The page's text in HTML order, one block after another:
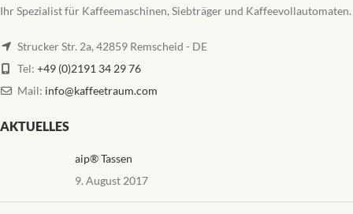
Ihr Spezialist für Kaffeemaschinen, Siebträger und Kaffeevollautomaten.
Strucker Str. 2a, 42859 Remscheid - DE
Tel: +49 (0)2191 34 29 76
Mail: info@kaffeetraum.com
AKTUELLES
aip® Tassen
9. August 2017